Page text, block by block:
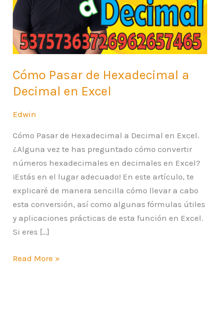
Cómo Pasar de Hexadecimal a
Decimal en Excel
Edwin
Cómo Pasar de Hexadecimal a Decimal en Excel.
¿Alguna vez te has preguntado cómo convertir
números hexadecimales en decimales en Excel?
¡Estás en el lugar adecuado! En este artículo, te
explicaré de manera sencilla cómo llevar a cabo
esta conversión, así como algunas fórmulas útiles
y aplicaciones prácticas de esta función en Excel.
Si eres […]
a
en
Excel
Read More »